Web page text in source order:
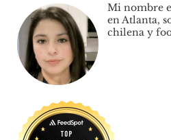
Mi nombre
en Atlanta,
chilena y